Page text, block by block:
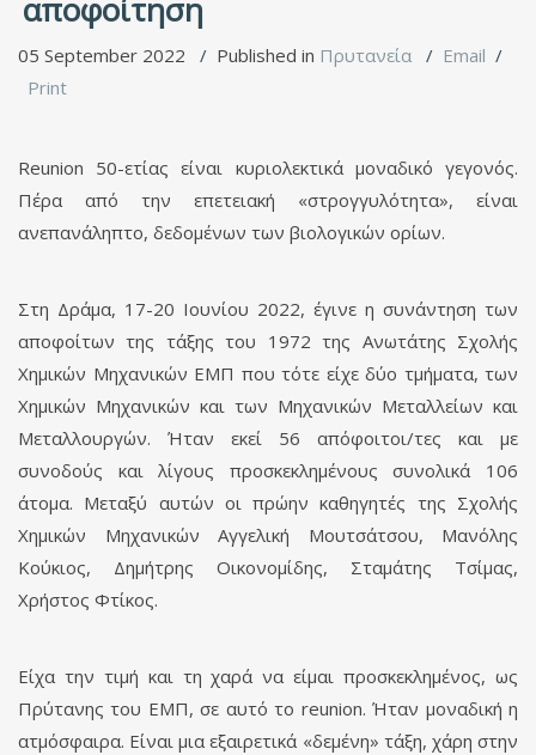
αποφοίτηση
05 September 2022 Published in Πρυτανεία
Email
Print
Reunion 50-ετίας είναι κυριολεκτικά μοναδικό γεγονός.
Πέρα από την επετειακή «στρογγυλότητα», είναι
ανεπανάληπτο, δεδομένων των βιολογικών ορίων.
Στη Δράμα, 17-20 Ιουνίου 2022, έγινε η συνάντηση των
αποφοίτων της τάξης του 1972 της Ανωτάτης Σχολής
Χημικών Μηχανικών ΕΜΠ που τότε είχε δύο τμήματα, των
Χημικών Μηχανικών και των Μηχανικών Μεταλλείων και
Μεταλλουργών. Ήταν εκεί 56 απόφοιτοι/τες και με
συνοδούς και λίγους προσκεκλημένους συνολικά 106
άτομα. Μεταξύ αυτών οι πρώην καθηγητές της Σχολής
Xημικών Μηχανικών Αγγελική Μουτσάτσου, Μανόλης
Κούκιος, Δημήτρης Οικονομίδης, Σταμάτης Τσίμας,
Χρήστος Φτίκος.
Είχα την τιμή και τη χαρά να είμαι προσκεκλημένος, ως
Πρύτανης του ΕΜΠ, σε αυτό το reunion. Ήταν μοναδική η
ατμόσφαιρα. Είναι μια εξαιρετικά «δεμένη» τάξη, χάρη στην